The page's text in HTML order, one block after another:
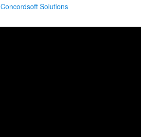
Concordsoft Solutions